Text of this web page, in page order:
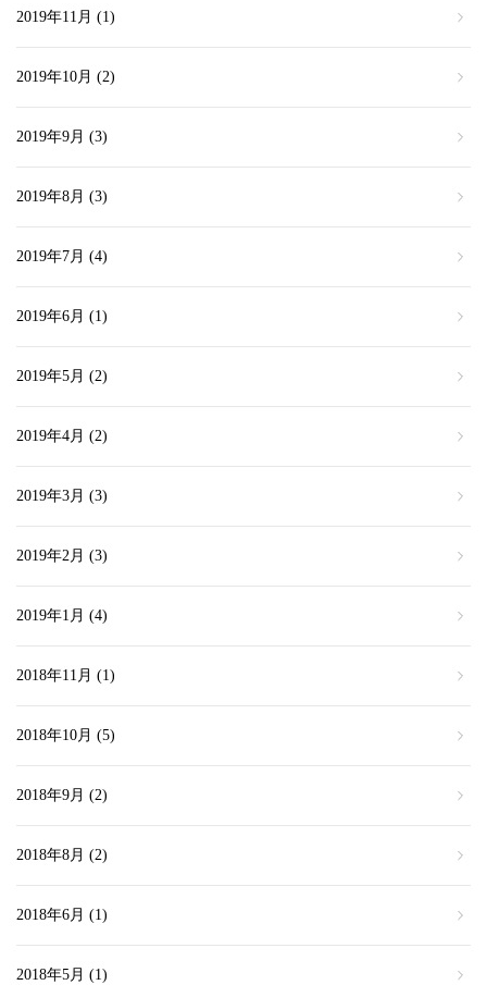
2019年11月 (1)
2019年10月 (2)
2019年9月 (3)
2019年8月 (3)
2019年7月 (4)
2019年6月 (1)
2019年5月 (2)
2019年4月 (2)
2019年3月 (3)
2019年2月 (3)
2019年1月 (4)
2018年11月 (1)
2018年10月 (5)
2018年9月 (2)
2018年8月 (2)
2018年6月 (1)
2018年5月 (1)